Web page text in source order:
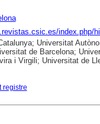
index.php/
Universitat
de Barcelona;
i Virgili; Universitat de
registre